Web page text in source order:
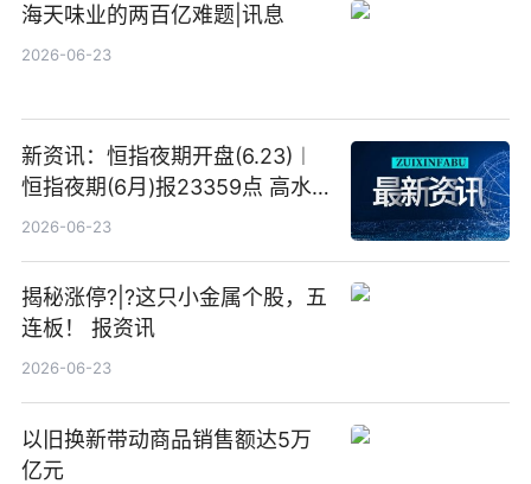
海天味业的两百亿难题|讯息
2026-06-23
新资讯：恒指夜期开盘(6.23)︱
恒指夜期(6月)报23359点 高水
23点
2026-06-23
揭秘涨停?|?这只小金属个股，五
连板！ 报资讯
2026-06-23
以旧换新带动商品销售额达5万
亿元